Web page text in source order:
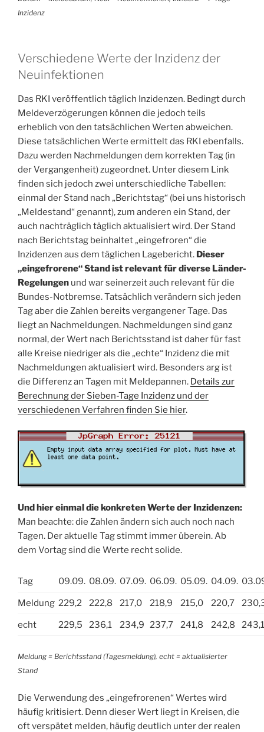
Inzidenz
Verschiedene Werte der Inzidenz der
Neuinfektionen
Das RKI veröffentlich täglich Inzidenzen. Bedingt durch
Meldeverzögerungen können die jedoch teils
erheblich von den tatsächlichen Werten abweichen.
Diese tatsächlichen Werte ermittelt das RKI ebenfalls.
Dazu werden Nachmeldungen dem korrekten Tag (in
der Vergangenheit) zugeordnet. Unter diesem Link
finden sich jedoch zwei unterschiedliche Tabellen:
einmal der Stand nach „Berichtstag“ (bei uns historisch
„Meldestand“ genannt), zum anderen ein Stand, der
auch nachträglich täglich aktualisiert wird. Der Stand
nach Berichtstag beinhaltet „eingefroren“ die
Inzidenzen aus dem täglichen Lagebericht. Dieser
„eingefrorene“ Stand ist relevant für diverse Länder-
Regelungen und war seinerzeit auch relevant für die
Bundes-Notbremse. Tatsächlich verändern sich jeden
Tag aber die Zahlen bereits vergangener Tage. Das
liegt an Nachmeldungen. Nachmeldungen sind ganz
normal, der Wert nach Berichtsstand ist daher für fast
alle Kreise niedriger als die „echte“ Inzidenz die mit
Nachmeldungen aktualisiert wird. Besonders arg ist
die Differenz an Tagen mit Meldepannen. Details zur
Berechnung der Sieben-Tage Inzidenz und der
verschiedenen Verfahren finden Sie hier.
Und hier einmal die konkreten Werte der Inzidenzen:
Man beachte: die Zahlen ändern sich auch noch nach
Tagen. Der aktuelle Tag stimmt immer überein. Ab
dem Vortag sind die Werte recht solide.
Tag 09.09. 08.09. 07.09. 06.09. 05.09. 04.09.
Meldung 229,2 222,8 217,0 218,9 215,0 220,7
echt 229,5 236,1 234,9 237,7 241,8 242,8 243,1
Meldung = Berichtsstand (Tagesmeldung), echt = aktualisierter
Stand
Die Verwendung des „eingefrorenen“ Wertes wird
häufig kritisiert. Denn dieser Wert liegt in Kreisen, die
oft verspätet melden, häufig deutlich unter der realen